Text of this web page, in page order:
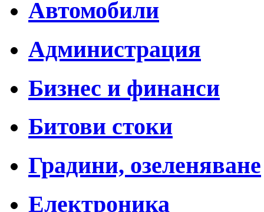
Автомобили
Администрация
Бизнес и финанси
Битови стоки
Градини, озеленяване
Електроника